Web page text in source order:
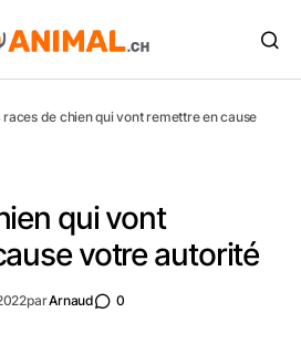
races de chien qui vont remettre en cause
qui vont
votre autorité
parArnaud 0